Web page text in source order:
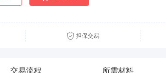
担保交易
交易流程 所需材料